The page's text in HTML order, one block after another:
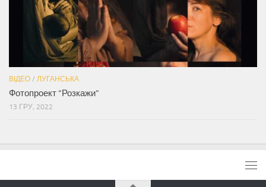
ВІДЕО / ЛУГАНСЬКА
Фотопроект “Розкажи”
13 ГРУ, 2022